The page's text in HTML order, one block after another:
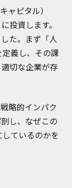
ャピタル）
投資します。
た。まず「人
義し、その課
切な企業が存
略的インパク
し、なぜこの
ているのかを